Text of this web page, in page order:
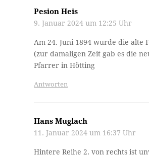
Pesion Heis
9. Januar 2024 um 12:25 Uhr
Am 24. Juni 1894 wurde die
(zur damaligen Zeit gab es die
Pfarrer in Hötting
Antworten
Hans Muglach
11. Januar 2024 um 16:37 Uhr
Hintere Reihe 2. von rechts ist